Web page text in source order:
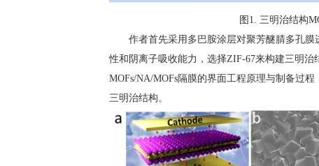
图1. 三明治结构
作者首先采用多巴胺涂层对聚芳醚腈多孔膜
性和阴离子吸收能力，选择ZIF-67来构建三明治
MOFs/NA/MOFs隔膜的界面工程原理与制备过
三明治结构。